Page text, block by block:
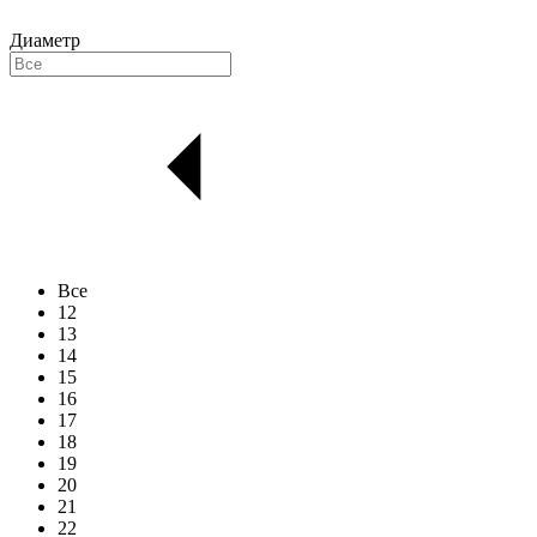
Диаметр
Все
12
13
14
15
16
17
18
19
20
21
22